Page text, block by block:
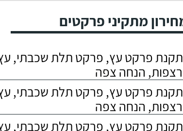
מתקיני פרקטים
פרקט עץ, פרקט תלת שכבתי, עץ
הנחה צפה
פרקט עץ, פרקט תלת שכבתי, עץ
הנחה צפה
פרקט עץ, פרקט תלת שכבתי, עץ